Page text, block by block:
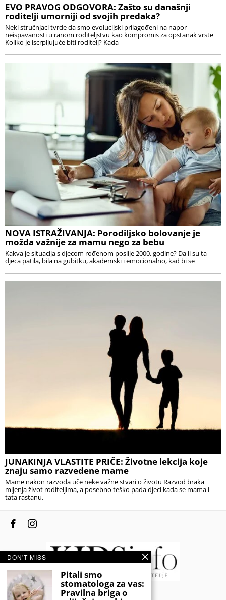
EVO PRAVOG ODGOVORA: Zašto su današnji
roditelji umorniji od svojih predaka?
Neki stručnjaci tvrde da smo evolucijski prilagođeni na napor
neispavanosti u ranom roditeljstvu kao kompromis za opstanak vrste
Koliko je iscrpljujuće biti roditelj? Kada
NOVA ISTRAŽIVANJA: Porodiljsko bolovanje je
možda važnije za mamu nego za bebu
Kakva je situacija s djecom rođenom poslije 2000. godine? Da li su ta
djeca patila, bila na gubitku, akademski i emocionalno, kad bi se
JUNAKINJA VLASTITE PRIČE: Životne lekcija koje
znaju samo razvedene mame
Mame nakon razvoda uče neke važne stvari o životu Razvod braka
mijenja život roditeljima, a posebno teško pada djeci kada se mama i
tata rastanu.
DON'T MISS
Pitali smo
stomatologa za vas:
Pravilna briga o